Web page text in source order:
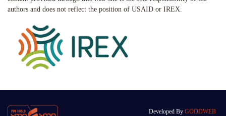
authors and does not reflect the position of USAID or IREX.
Developed By GOODWEB